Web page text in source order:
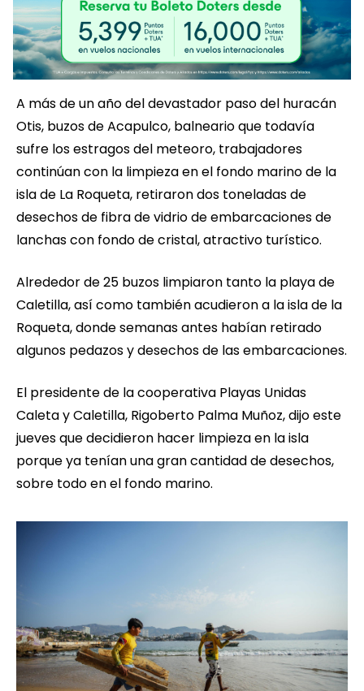
A más de un año del devastador paso del huracán
Otis, buzos de Acapulco, balneario que todavía
sufre los estragos del meteoro, trabajadores
continúan con la limpieza en el fondo marino de la
isla de La Roqueta, retiraron dos toneladas de
desechos de fibra de vidrio de embarcaciones de
lanchas con fondo de cristal, atractivo turístico.
Alrededor de 25 buzos limpiaron tanto la playa de
Caletilla, así como también acudieron a la isla de la
Roqueta, donde semanas antes habían retirado
algunos pedazos y desechos de las embarcaciones.
El presidente de la cooperativa Playas Unidas
Caleta y Caletilla, Rigoberto Palma Muñoz, dijo este
jueves que decidieron hacer limpieza en la isla
porque ya tenían una gran cantidad de desechos,
sobre todo en el fondo marino.